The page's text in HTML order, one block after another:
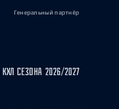
Генеральный партнёр
СЕЗОНА 2026/2027